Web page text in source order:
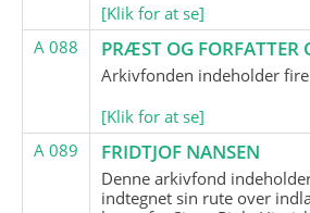
[Klik for at se]
A 088
PRÆST OG FORFATTER
Arkivfonden indeholder
[Klik for at se]
A 089
FRIDTJOF NANSEN
Denne arkivfond
indtegnet sin rute over